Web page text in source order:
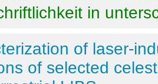
in
of laser-
of selected